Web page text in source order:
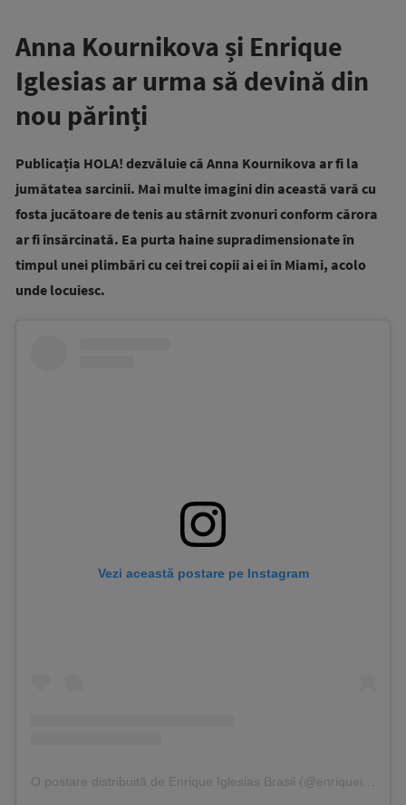
Anna Kournikova și Enrique
Iglesias ar urma să devină din
nou părinți
Publicația HOLA! dezvăluie că Anna Kournikova ar fi la
jumătatea sarcinii. Mai multe imagini din această vară cu
fosta jucătoare de tenis au stârnit zvonuri conform cărora
ar fi însărcinată. Ea purta haine supradimensionate în
timpul unei plimbări cu cei trei copii ai ei în Miami, acolo
unde locuiesc.
Vezi această postare pe Instagram